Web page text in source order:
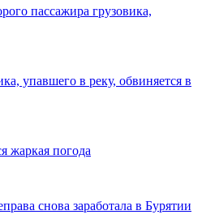
пассажира грузовика,
упавшего в реку, обвиняется в
жаркая погода
снова заработала в Бурятии